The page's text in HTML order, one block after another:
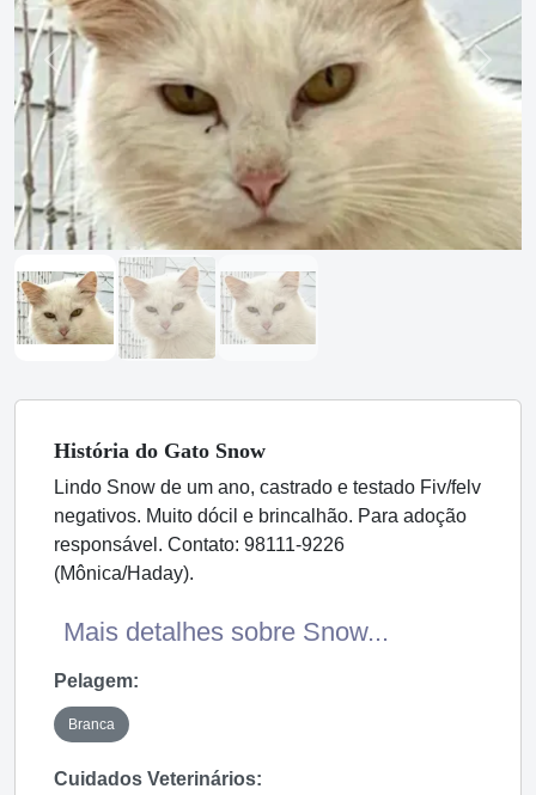
Previous Next
História do Gato Snow
Lindo Snow de um ano, castrado e testado Fiv/felv
negativos. Muito dócil e brincalhão. Para adoção
responsável. Contato: 98111-9226
(Mônica/Haday).
Mais detalhes sobre Snow...
Pelagem:
Branca
Cuidados Veterinários: